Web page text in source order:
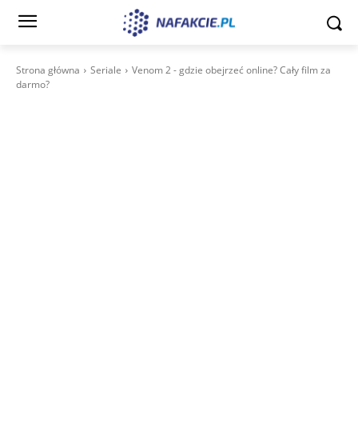
Strona główna Seriale
Venom 2 - gdzie obejrzeć online? Cały film za
darmo?